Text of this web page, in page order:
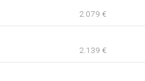
2.079 €
2.139 €